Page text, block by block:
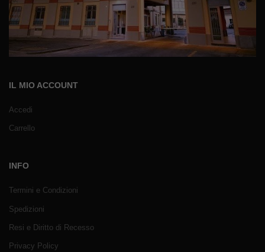
IL MIO ACCOUNT
Accedi
Carrello
INFO
Termini e Condizioni
Spedizioni
Resi e Diritto di Recesso
Privacy Policy